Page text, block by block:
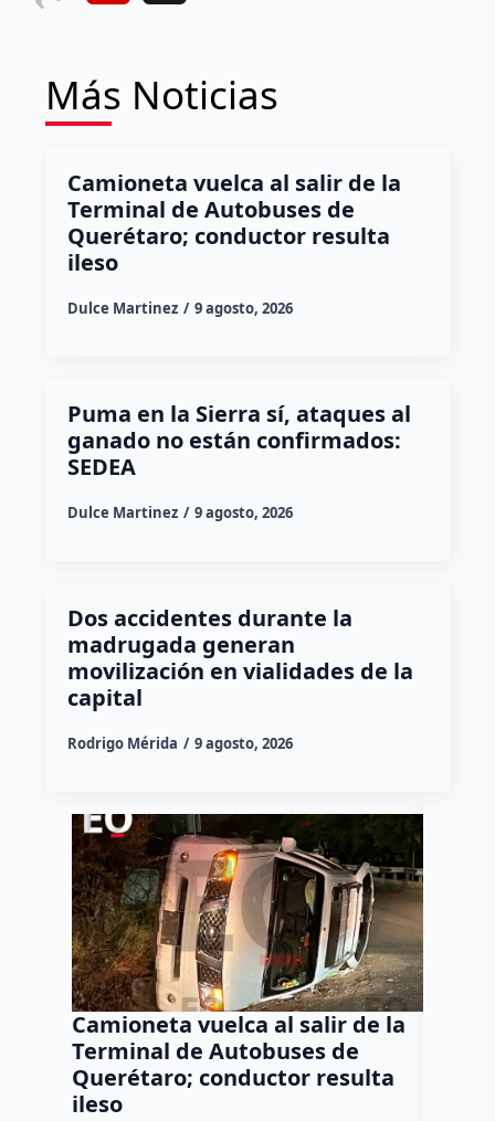
Más Noticias
Camioneta vuelca al salir de la
Terminal de Autobuses de
Querétaro; conductor resulta
ileso
Dulce Martinez 9 agosto, 2026
Puma en la Sierra sí, ataques al
ganado no están confirmados:
SEDEA
Dulce Martinez 9 agosto, 2026
Dos accidentes durante la
madrugada generan
movilización en vialidades de la
capital
Rodrigo Mérida 9 agosto, 2026
Camioneta vuelca al salir de la
Terminal de Autobuses de
Querétaro; conductor resulta
ileso